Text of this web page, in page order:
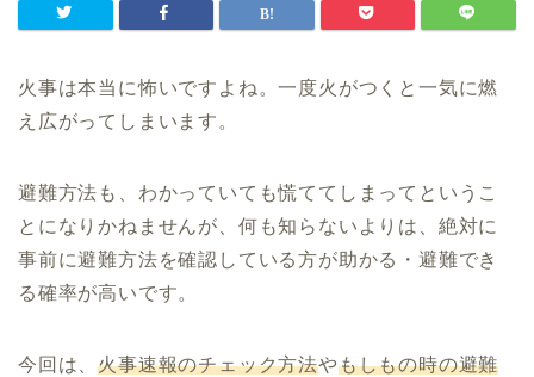
火事は本当に怖いですよね。一度火がつくと一気に燃
え広がってしまいます。
避難方法も、わかっていても慌ててしまってというこ
とになりかねませんが、何も知らないよりは、絶対に
事前に避難方法を確認している方が助かる・避難でき
る確率が高いです。
今回は、火事速報のチェック方法やもしもの時の避難